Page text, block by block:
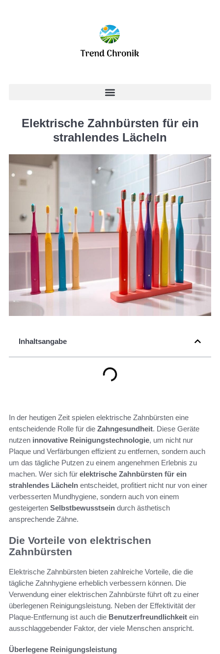
Elektrische Zahnbürsten für ein
strahlendes Lächeln
Inhaltsangabe
In der heutigen Zeit spielen elektrische Zahnbürsten eine
entscheidende Rolle für die Zahngesundheit. Diese Geräte
nutzen innovative Reinigungstechnologie, um nicht nur
Plaque und Verfärbungen effizient zu entfernen, sondern auch
um das tägliche Putzen zu einem angenehmen Erlebnis zu
machen. Wer sich für elektrische Zahnbürsten für ein
strahlendes Lächeln entscheidet, profitiert nicht nur von einer
verbesserten Mundhygiene, sondern auch von einem
gesteigerten Selbstbewusstsein durch ästhetisch
ansprechende Zähne.
Die Vorteile von elektrischen
Zahnbürsten
Elektrische Zahnbürsten bieten zahlreiche Vorteile, die die
tägliche Zahnhygiene erheblich verbessern können. Die
Verwendung einer elektrischen Zahnbürste führt oft zu einer
überlegenen Reinigungsleistung. Neben der Effektivität der
Plaque-Entfernung ist auch die Benutzerfreundlichkeit ein
ausschlaggebender Faktor, der viele Menschen anspricht.
Überlegene Reinigungsleistung